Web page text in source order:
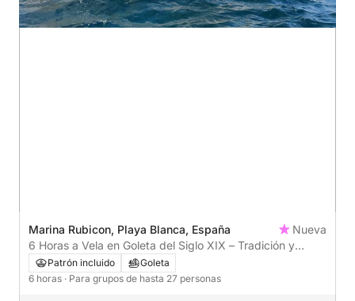
Marina Rubicon, Playa Blanca, España
Nueva
6 Horas a Vela en Goleta del Siglo XIX – Tradición y
Libertad en Lanzarote
Patrón incluido
Goleta
6 horas · Para grupos de hasta 27 personas